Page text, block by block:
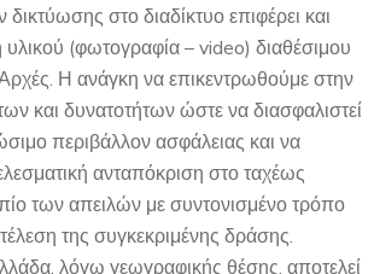
στο διαδίκτυο επιφέρει και
υλικού (φωτογραφία – video) διαθέσιμου
Η ανάγκη να επικεντρωθούμε στην
και δυνατοτήτων ώστε να διασφαλιστεί
περιβάλλον ασφάλειας και να
ανταπόκριση στο ταχέως
των απειλών με συντονισμένο τρόπο
της συγκεκριμένης δράσης.
λόγω γεωγραφικής θέσης, αποτελεί